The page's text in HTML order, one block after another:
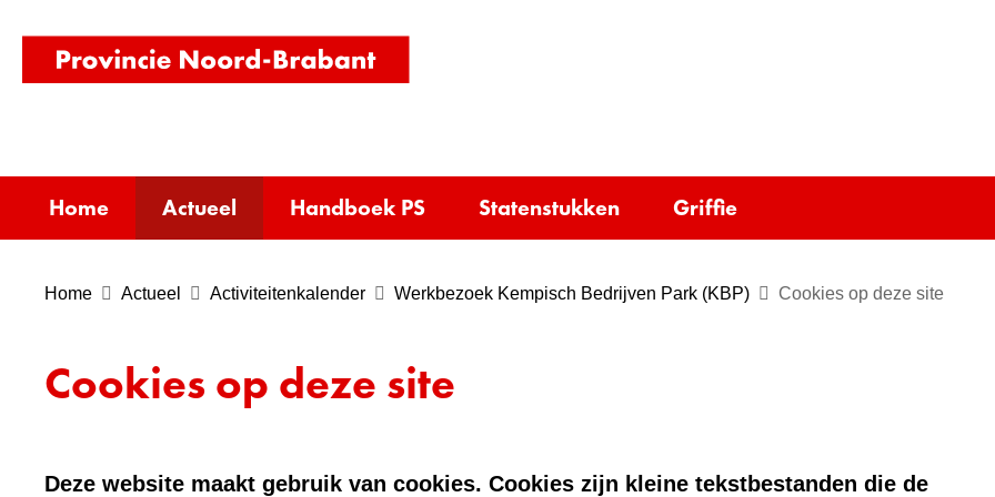
homepage)
Home Actueel Handboek PS Statenstukken Griffie
Home Actueel Activiteitenkalender Werkbezoek Kempisch Bedrijven Park (KBP) Cookies op deze site
Cookies op deze site
Deze website maakt gebruik van cookies. Cookies zijn kleine tekstbestanden die de